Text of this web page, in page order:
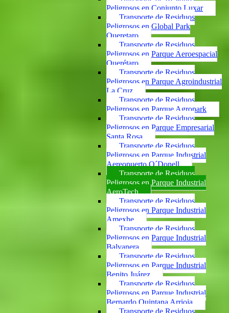
Peligrosos en Conjunto Luxar
Transporte de Residuos
Peligrosos en Global Park
Queretaro
Transporte de Residuos
Peligrosos en Parque Aeroespacial
Querétaro
Transporte de Residuos
Peligrosos en Parque Agroindustrial
La Cruz
Transporte de Residuos
Peligrosos en Parque Agropark
Transporte de Residuos
Peligrosos en Parque Empresarial
Santa Rosa
Transporte de Residuos
Peligrosos en Parque Industrial
Aereopuerto O´Donell
Transporte de Residuos
Peligrosos en Parque Industrial
AeroTech
Transporte de Residuos
Peligrosos en Parque Industrial
Amexhe
Transporte de Residuos
Peligrosos en Parque Industrial
Balvanera
Transporte de Residuos
Peligrosos en Parque Industrial
Benito Juárez
Transporte de Residuos
Peligrosos en Parque Industrial
Bernardo Quintana Arrioja
Transporte de Residuos